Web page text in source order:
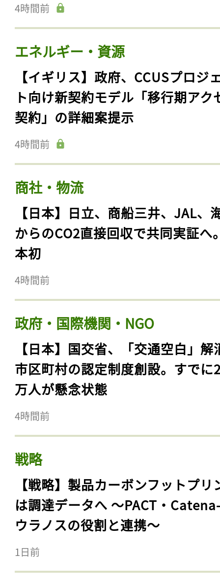
4時間前
エネルギー・資源
【イギリス】政府、CCUSプロジ
ト向け新契約モデル「移行期アク
契約」の詳細案提示
4時間前
商社・物流
【日本】日立、商船三井、JAL、
からのCO2直接回収で共同実証へ
本初
4時間前
政府・国際機関・NGO
【日本】国交省、「交通空白」解
市区町村の認定制度創設。すでに
万人が懸念状態
4時間前
戦略
【戦略】製品カーボンフットプリ
は調達データへ 〜PACT・
ウラノスの役割と連携〜
1日前